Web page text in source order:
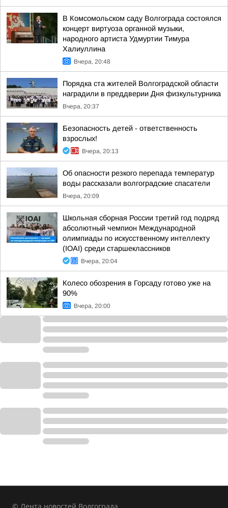
В Комсомольском саду Волгограда состоялся
концерт виртуоза органной музыки,
народного артиста Удмуртии Тимура
Халиуллина
Вчера, 20:48
Порядка ста жителей Волгоградской области
наградили в преддверии Дня физкультурника
Вчера, 20:37
Безопасность детей - ответственность
взрослых!
Вчера, 20:13
Об опасности резкого перепада температур
воды рассказали волгоградские спасатели
Вчера, 20:09
Школьная сборная России третий год подряд
абсолютный чемпион Международной
олимпиады по искусственному интеллекту
(IOAI) среди старшеклассников
Вчера, 20:04
Колесо обозрения в Горсаду готово уже на
90%
Вчера, 20:00